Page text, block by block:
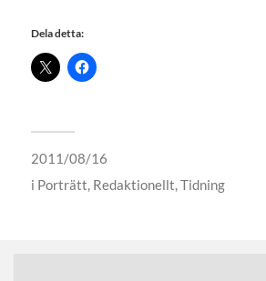
Dela detta:
2011/08/16
i Porträtt, Redaktionellt,Tidning